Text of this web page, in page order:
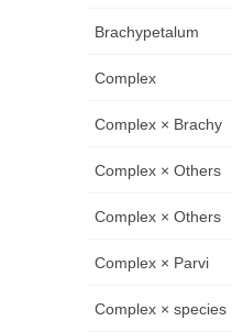
Brachypetalum
Complex
Complex × Brachy
Complex × Others
Complex × Others
Complex × Parvi
Complex × species